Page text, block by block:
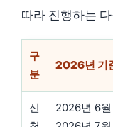
따라 진행하는
구
분
2026년 기
신
2026년 6